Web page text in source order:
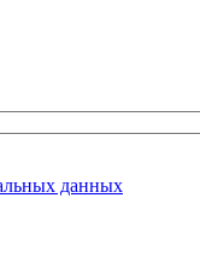
данных